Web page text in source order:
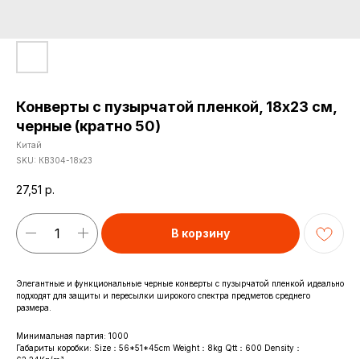
Конверты с пузырчатой пленкой, 18х23 см,
черные (кратно 50)
Китай
SKU: КВ304-18х23
27,51 р.
В корзину
Элегантные и функциональные черные конверты с пузырчатой пленкой идеально
подходят для защиты и пересылки широкого спектра предметов среднего
размера.
Минимальная партия: 1000
Габариты коробки: Size：56*51*45cm Weight：8kg Qtt：600 Density：